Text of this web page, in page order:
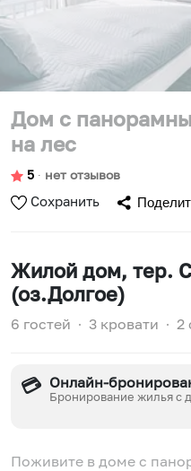
Дом с
на лес
5 ∙ нет отзывов
Сохранить
Жилой дом, тер.
(оз.Долгое)
6 гостей ∙ 3 кровати ∙ 2
💳 Онлайн-
Бронирование жилья с
Поживите в доме с